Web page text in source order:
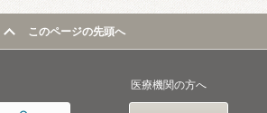
このページの先頭へ
医療機関の方へ